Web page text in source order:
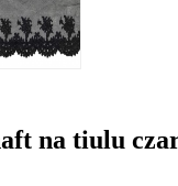
na tiulu